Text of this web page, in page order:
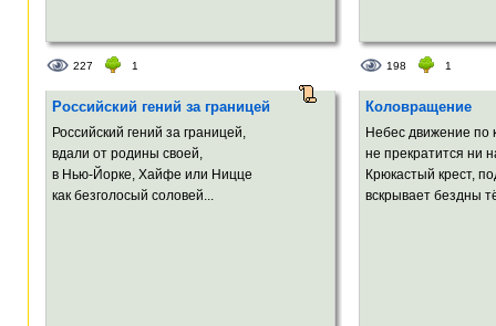
227 1 198 1
Российский гений за границей
Российский гений за границей,
вдали от родины своей,
в Нью-Йорке, Хайфе или Ницце
как безголосый соловей...
Коловращение
Небес движение по
не прекратится ни
Крюкастый крест,
вскрывает бездны